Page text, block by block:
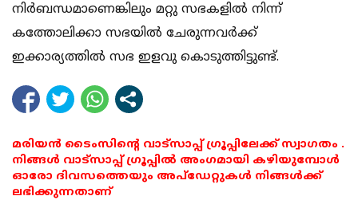
നിര്‍ബന്ധമാണെങ്കിലും മറ്റു സഭകളില്‍ നിന്ന്
കത്തോലിക്കാ സഭയില്‍ ചേരുന്നവര്‍ക്ക്
ഇക്കാര്യത്തില്‍ സഭ ഇളവു കൊടുത്തിട്ടുണ്ട്.
മരിയൻ ടൈംസിന്റെ വാട്സാപ്പ് ഗ്രൂപ്പിലേക്ക് സ്വാഗതം .
നിങ്ങൾ വാട്സാപ്പ് ഗ്രൂപ്പിൽ അംഗമായി കഴിയുമ്പോൾ
ഓരോ ദിവസത്തെയും അപ്ഡേറ്റുകൾ നിങ്ങൾക്ക്
ലഭിക്കുന്നതാണ്